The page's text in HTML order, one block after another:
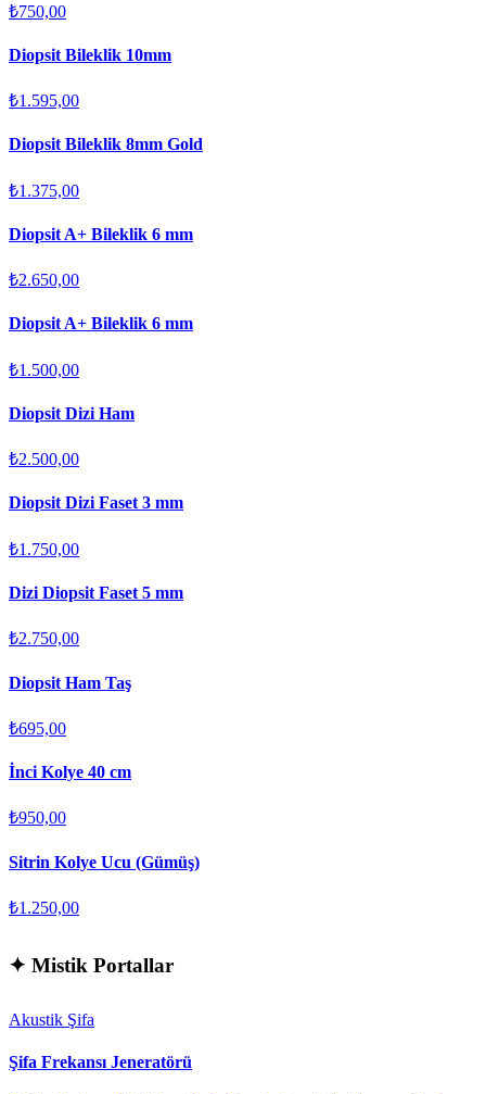
₺750,00
Diopsit Bileklik 10mm
₺1.595,00
Diopsit Bileklik 8mm Gold
₺1.375,00
Diopsit A+ Bileklik 6 mm
₺2.650,00
Diopsit A+ Bileklik 6 mm
₺1.500,00
Diopsit Dizi Ham
₺2.500,00
Diopsit Dizi Faset 3 mm
₺1.750,00
Dizi Diopsit Faset 5 mm
₺2.750,00
Diopsit Ham Taş
₺695,00
İnci Kolye 40 cm
₺950,00
Sitrin Kolye Ucu (Gümüş)
₺1.250,00
✦ Mistik Portallar
Akustik Şifa
Şifa Frekansı Jeneratörü